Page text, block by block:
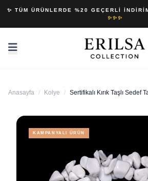
✨ TÜM ÜRÜNLERDE %20 GEÇERLI
✨✨✨
Anasayfa / Kolye / Sertifikalı Kırık Taşlı Sedef
KAMPANYALI ÜRÜN